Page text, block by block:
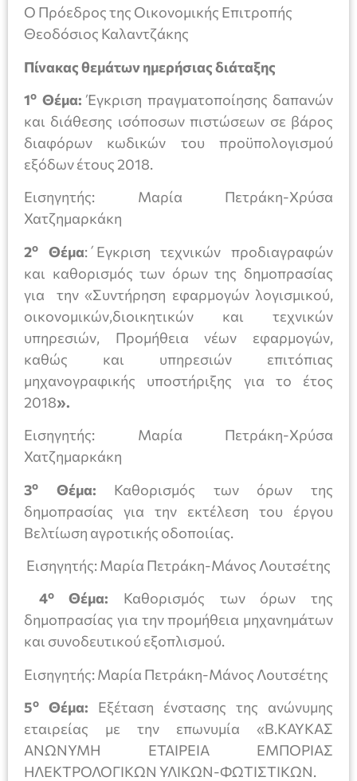
Ο Πρόεδρος της Οικονομικής Επιτροπής
Θεοδόσιος Καλαντζάκης
Πίνακας θεμάτων ημερήσιας διάταξης
1ο Θέμα:Έγκριση πραγματοποίησης δαπανών
και διάθεσης ισόποσων πιστώσεων σε βάρος
διαφόρων κωδικών του προϋπολογισμού
εξόδων έτους 2018.
Εισηγητής: Μαρία Πετράκη-Χρύσα
Χατζημαρκάκη
2ο Θέμα:΄Εγκριση τεχνικών προδιαγραφών
και καθορισμός των όρων της δημοπρασίας
για την «Συντήρηση εφαρμογών λογισμικού,
οικονομικών,διοικητικών και τεχνικών
υπηρεσιών, Προμήθεια νέων εφαρμογών,
καθώς και υπηρεσιών επιτόπιας
μηχανογραφικής υποστήριξης για το έτος
2018».
Εισηγητής: Μαρία Πετράκη-Χρύσα
Χατζημαρκάκη
3ο Θέμα: Καθορισμός των όρων της
δημοπρασίας για την εκτέλεση του έργου
Βελτίωση αγροτικής οδοποιίας.
Εισηγητής: Μαρία Πετράκη-Μάνος Λουτσέτης
4οΘέμα: Καθορισμός των όρων της
δημοπρασίας για την προμήθεια μηχανημάτων
και συνοδευτικού εξοπλισμού.
Εισηγητής: Μαρία Πετράκη-Μάνος Λουτσέτης
5ο Θέμα: Εξέταση ένστασης της ανώνυμης
εταιρείας με την επωνυμία «Β.ΚΑΥΚΑΣ
ΑΝΩΝΥΜΗ ΕΤΑΙΡΕΙΑ ΕΜΠΟΡΙΑΣ
ΗΛΕΚΤΡΟΛΟΓΙΚΏΝ ΥΛΙΚΩΝ-ΦΩΤΙΣΤΙΚΩΝ.